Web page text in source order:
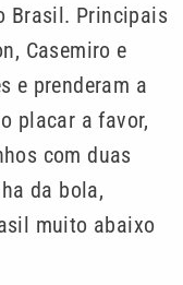
Brasil. Principais
Casemiro e
e prenderam a
placar a favor,
com duas
da bola,
muito abaixo